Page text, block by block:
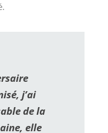
j’ai
de la
elle